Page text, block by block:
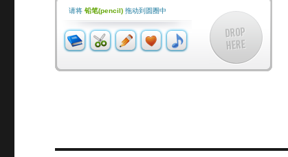
请将铅笔(pencil) 拖动到圆圈中